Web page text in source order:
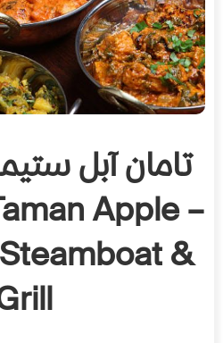
تامان آبل
Apple
&